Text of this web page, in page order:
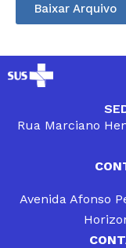
Baixar Arquivo
Rua Marciano
Avenida Afonso